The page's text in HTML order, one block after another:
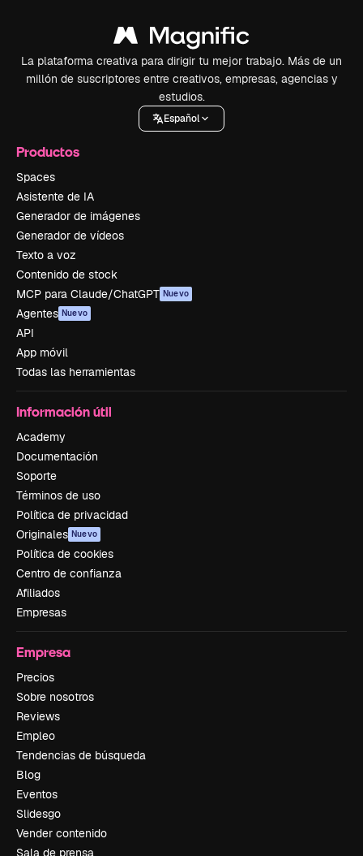
La plataforma creativa para dirigir tu mejor trabajo. Más de un
millón de suscriptores entre creativos, empresas, agencias y
estudios.
Español
Productos
Spaces
Asistente de IA
Generador de imágenes
Generador de vídeos
Texto a voz
Contenido de stock
MCP para Claude/ChatGPT Nuevo
Agentes Nuevo
API
App móvil
Todas las herramientas
Información útil
Academy
Documentación
Soporte
Términos de uso
Política de privacidad
Originales Nuevo
Política de cookies
Centro de confianza
Afiliados
Empresas
Empresa
Precios
Sobre nosotros
Reviews
Empleo
Tendencias de búsqueda
Blog
Eventos
Slidesgo
Vender contenido
Sala de prensa